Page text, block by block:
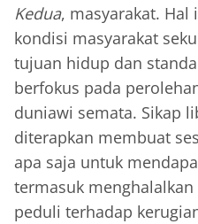
Kedua, masyarakat. Hal
kondisi masyarakat
tujuan hidup dan
berfokus pada
duniawi semata. Sikap
diterapkan membuat
apa saja untuk
termasuk
peduli terhadap